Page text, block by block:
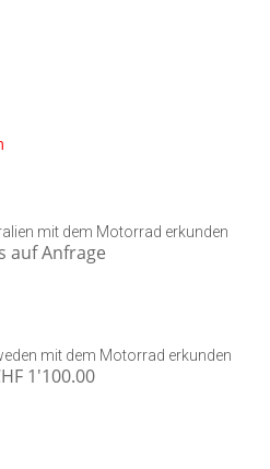
mit dem Motorrad erkunden
auf Anfrage
mit dem Motorrad erkunden
1'100.00